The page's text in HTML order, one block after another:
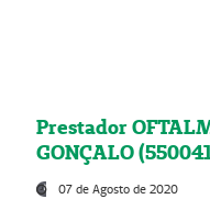
Prestador
GONÇALO
07 de Agosto de 2020